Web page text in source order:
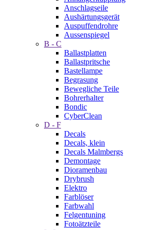
Anschlagseile
Aushärtungsgerät
Auspuffendrohre
Aussenspiegel
B - C
Ballastplatten
Ballastpritsche
Bastellampe
Begrasung
Bewegliche Teile
Bohrerhalter
Bondic
CyberClean
D - F
Decals
Decals, klein
Decals Malmbergs
Demontage
Dioramenbau
Drybrush
Elektro
Farblöser
Farbwahl
Felgentuning
Fotoätzteile